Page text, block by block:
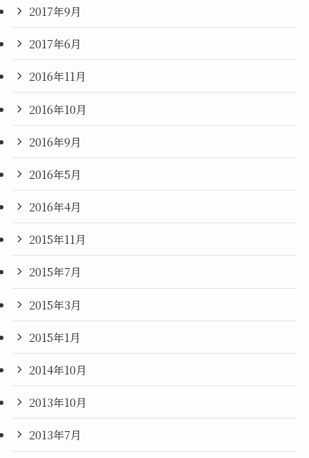
2017年9月
2017年6月
2016年11月
2016年10月
2016年9月
2016年5月
2016年4月
2015年11月
2015年7月
2015年3月
2015年1月
2014年10月
2013年10月
2013年7月